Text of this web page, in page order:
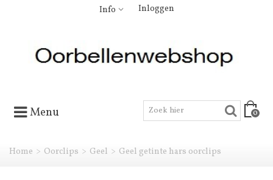
Info Inloggen
Menu 0
Home > Oorclips > Geel > Geel getinte hars oorclips